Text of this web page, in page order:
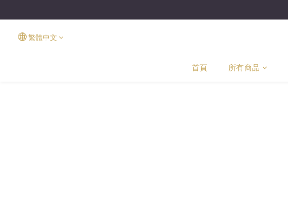
繁體中文
首頁 所有商品